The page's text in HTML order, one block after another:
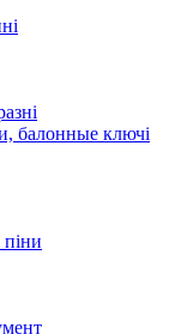
балонные ключі
піни